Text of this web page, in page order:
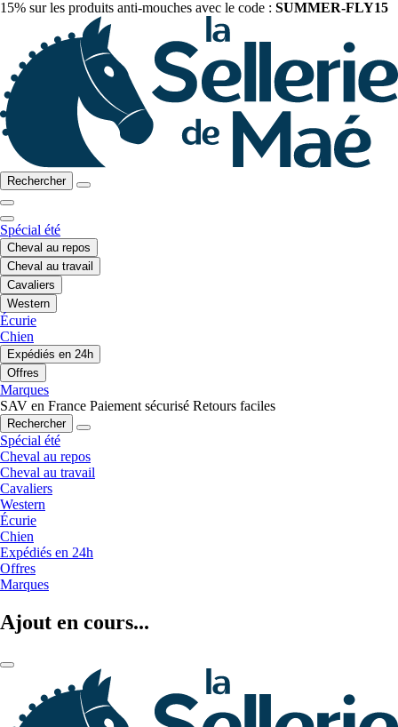
15% sur les produits anti-mouches avec le code : SUMMER-FLY15
Rechercher
Spécial été
Cheval au repos
Cheval au travail
Cavaliers
Western
Écurie
Chien
Expédiés en 24h
Offres
Marques
SAV en France Paiement sécurisé Retours faciles
Rechercher
Spécial été
Cheval au repos
Cheval au travail
Cavaliers
Western
Écurie
Chien
Expédiés en 24h
Offres
Marques
Ajout en cours...